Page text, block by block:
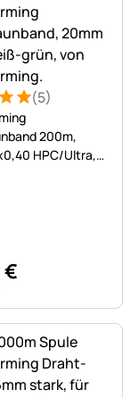
5 von 5 (5
(5)
200m,
HPC/Ultra,
€